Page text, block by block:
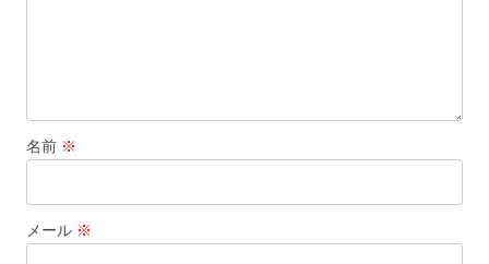
名前 ※
メール ※